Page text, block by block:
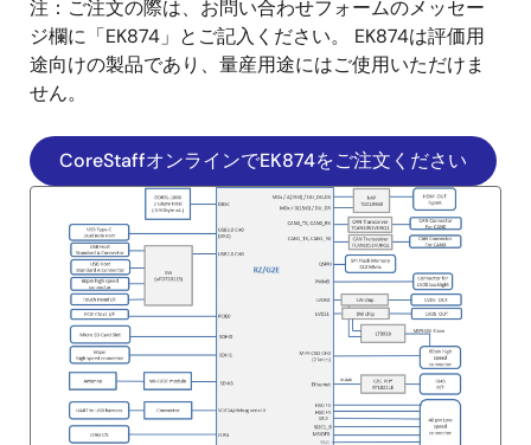
注：ご注文の際は、お問い合わせフォームのメッセー
ジ欄に「EK874」とご記入ください。 EK874は評価用
途向けの製品であり、量産用途にはご使用いただけま
せん。
CoreStaffオンラインでEK874をご注文ください